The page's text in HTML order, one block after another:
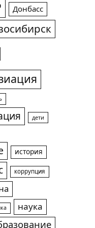
Донбасс
дети
история
коррупция
наука